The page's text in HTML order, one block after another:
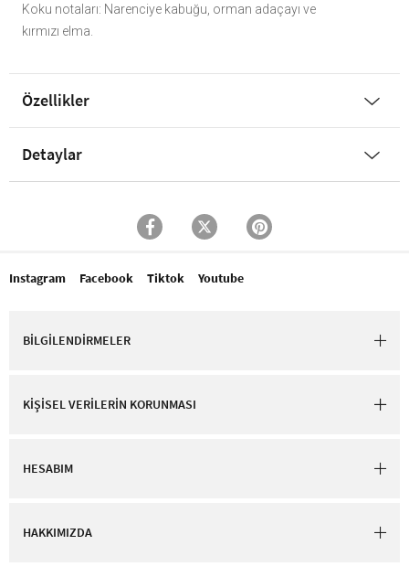
Koku notaları: Narenciye kabuğu, orman adaçayı ve
kırmızı elma.
Özellikler
Detaylar
Instagram Facebook Tiktok Youtube
BİLGİLENDİRMELER
KİŞİSEL VERİLERİN KORUNMASI
HESABIM
HAKKIMIZDA